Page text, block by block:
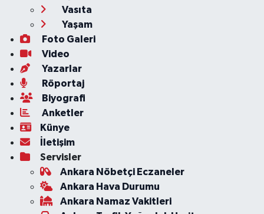
Vasıta
Yaşam
Foto Galeri
Video
Yazarlar
Röportaj
Biyografi
Anketler
Künye
İletişim
Servisler
Ankara Nöbetçi Eczaneler
Ankara Hava Durumu
Ankara Namaz Vakitleri